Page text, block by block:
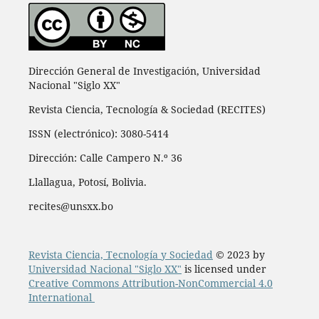
Dirección General de Investigación, Universidad
Nacional "Siglo XX"
Revista Ciencia, Tecnología & Sociedad (RECITES)
ISSN (electrónico): 3080-5414
Dirección: Calle Campero N.º 36
Llallagua, Potosí, Bolivia.
recites@unsxx.bo
Revista Ciencia, Tecnología y Sociedad© 2023 by
Universidad Nacional "Siglo XX" is licensed under
Creative Commons Attribution-NonCommercial 4.0
International